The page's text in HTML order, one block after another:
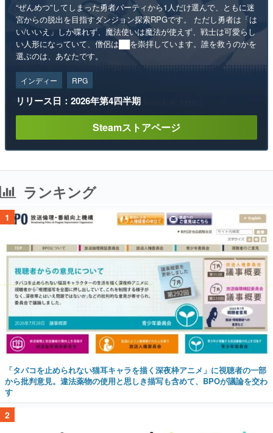
“ぜんめつ”してしまった勇者パーティから1人だけ選んで、ともに迷
宮からの脱出を目指すダンジョン探索RPGです。 ただし勇者は「は
い/いいえ」しか喋れず、魔法使いは魔法が使えず、戦士は可愛らし
い人形になっていて、僧侶は██を崇拝しています。誰を救うのかを
選ぶのは、あなたです。
インディー RPG
リリース日：2026年第4四半期
Steamストアページ
ランキング
1
「タバコを止められない猫耳キャラを描く深夜枠アニメ」に視聴者の一部
から批判意見。違法薬物の使用と思しき描写も含めて、BPOが議論を交わ
す
2